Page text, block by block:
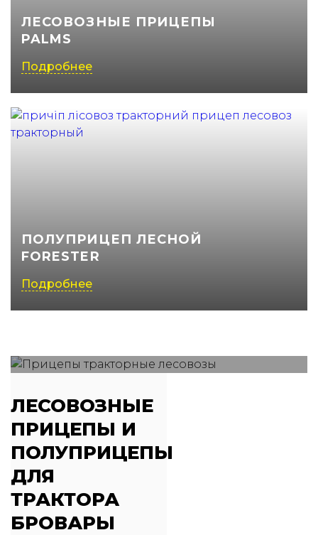
ЛЕСОВОЗНЫЕ ПРИЦЕПЫ
PALMS
Подробнее
ПОЛУПРИЦЕП ЛЕСНОЙ
FORESTER
Подробнее
ЛЕСОВОЗНЫЕ
ПРИЦЕПЫ И
ПОЛУПРИЦЕПЫ
ДЛЯ
ТРАКТОРА
БРОВАРЫ